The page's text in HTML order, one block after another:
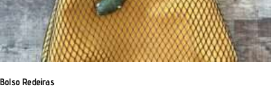
Bolso Redeiras